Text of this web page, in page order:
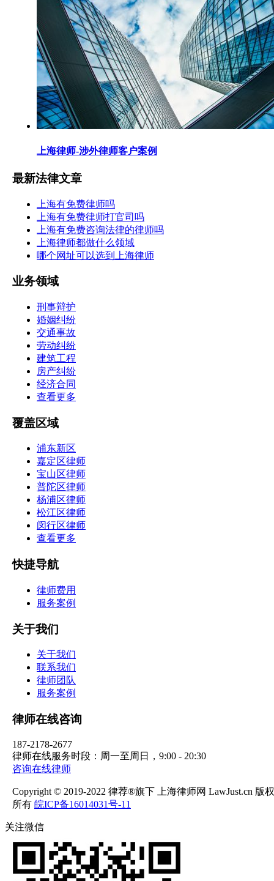
上海律师-涉外律师客户案例
最新法律文章
上海有免费律师吗
上海有免费律师打官司吗
上海有免费咨询法律的律师吗
上海律师都做什么领域
哪个网址可以选到上海律师
业务领域
刑事辩护
婚姻纠纷
交通事故
劳动纠纷
建筑工程
房产纠纷
经济合同
查看更多
覆盖区域
浦东新区
嘉定区律师
宝山区律师
普陀区律师
杨浦区律师
松江区律师
闵行区律师
查看更多
快捷导航
律师费用
服务案例
关于我们
关于我们
联系我们
律师团队
服务案例
律师在线咨询
187-2178-2677
律师在线服务时段：周一至周日，9:00 - 20:30
咨询在线律师
Copyright © 2019-2022 律荐®旗下 上海律师网 LawJust.cn 版权
所有 皖ICP备16014031号-11
关注微信